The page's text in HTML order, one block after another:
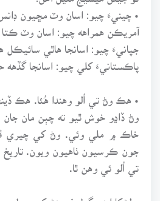
• چينيءَ چيو: اسان وٽ مڇيون
آمريڪن همراهه چيو: اسان وٽ ڪتا
جپانيءَ چيو: اسانجا هاٿي سائيڪل
پاڪستانيءَ کلي چيو: اسانجا گڏهه
• هڪ وڻ تي اُلو وهندا هُئا. هڪ
وڻ ڏاڍو خوش ٿيو ته چٻن مان
خاڪ ۾ ملي وئي. وڻ کي چيري
جون ڪرسيون ٺاهيون ويون. تاريخ
تي اُلو ئي وهن ٿا.
• لڑکا اپنی گرل فرینڈ کو پھول